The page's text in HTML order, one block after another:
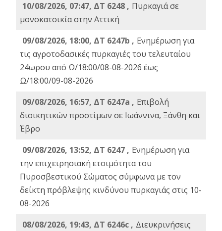
10/08/2026, 07:47, ΔΤ 6248 , Πυρκαγιά σε
μονοκατοικία στην Αττική
09/08/2026, 18:00, ΔΤ 6247b , Ενημέρωση για
τις αγροτοδασικές πυρκαγιές του τελευταίου
24ωρου από Ω/18:00/08-08-2026 έως
Ω/18:00/09-08-2026
09/08/2026, 16:57, ΔΤ 6247a , Eπιβολή
διοικητικών προστίμων σε Ιωάννινα, Ξάνθη και
Έβρο
09/08/2026, 13:52, ΔΤ 6247 , Ενημέρωση για
την επιχειρησιακή ετοιμότητα του
Πυροσβεστικού Σώματος σύμφωνα με τον
δείκτη πρόβλεψης κινδύνου πυρκαγιάς στις 10-
08-2026
08/08/2026, 19:43, ΔT 6246c , Διευκρινήσεις